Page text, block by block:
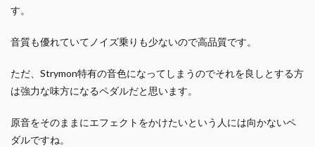
す。
音質も優れていてノイズ乗りも少ないので高品質です。
ただ、Strymon特有の音色になってしまうのでそれを良しとする方
は強力な味方になるペダルだと思います。
原音をそのままにエフェクトをかけたいという人には向かないペ
ダルですね。